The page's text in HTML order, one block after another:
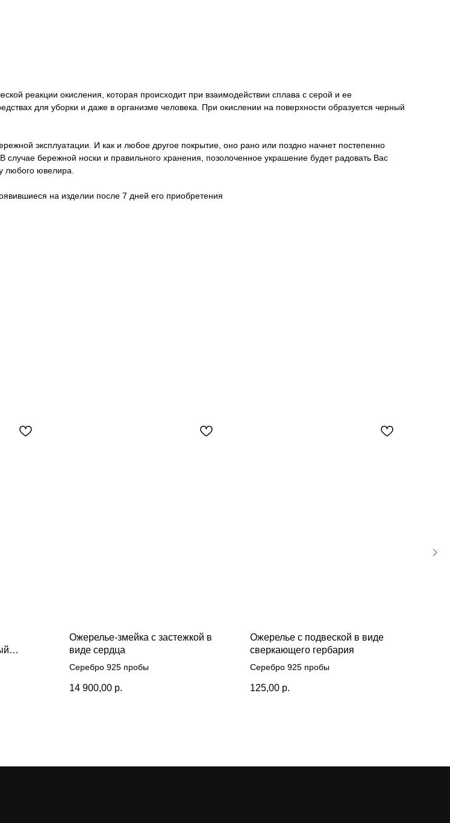
реакции окисления, которая происходит при взаимодействии сплава с серой и ее
для уборки и даже в организме человека. При окислении на поверхности образуется черный
эксплуатации. И как и любое другое покрытие, оно рано или поздно начнет постепенно
бережной носки и правильного хранения, позолоченное украшение будет радовать Вас
любого ювелира.
на изделии после 7 дней его приобретения
Ожерелье-змейка с застежкой в
виде сердца
Серебро 925 пробы
14 900,00 р.
Ожерелье с подвеской в виде
сверкающего гербария
Серебро 925 пробы
125,00 р.